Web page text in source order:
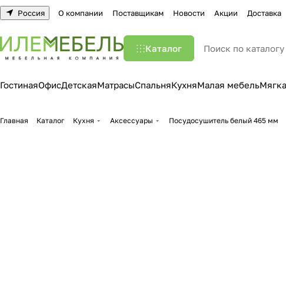
Россия О компании Поставщикам Новости Акции Доставка
Каталог
ГостинаяОфисДетскаяМатрасыСпальняКухняМалая мебель
Главная Каталог Кухня Аксессуары Посудосушитель белый 465 мм